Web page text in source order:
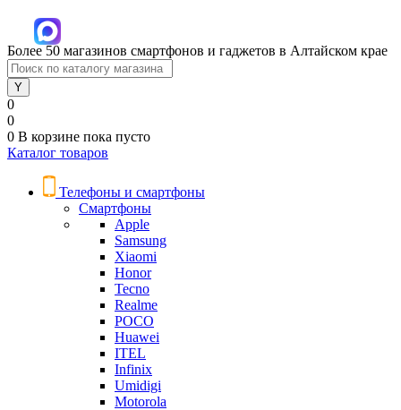
Более 50 магазинов смартфонов и гаджетов в Алтайском крае
0
0
0 В корзине пока пусто
Каталог товаров
Телефоны и смартфоны
Смартфоны
Apple
Samsung
Xiaomi
Honor
Tecno
Realme
POCO
Huawei
ITEL
Infinix
Umidigi
Motorola